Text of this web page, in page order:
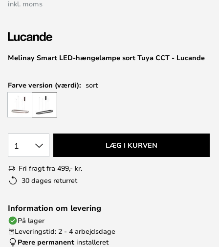
Melinay Smart LED-hængelampe sort Tuya CCT - Lucande
inkl. moms
Farve version (værdi): sort
1 LÆG I KURVEN
Fri fragt fra 499,- kr.
30 dages returret
Information om levering
På lager
Leveringstid: 2 - 4 arbejdsdage
Pære permanent installeret